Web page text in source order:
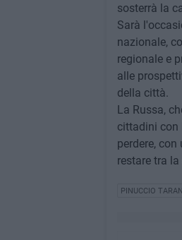
sosterrà la
Sarà
nazionale,
regionale e
alle
della città.
La Russa,
cittadini con
perdere,
restare tra la
PINUCCIO